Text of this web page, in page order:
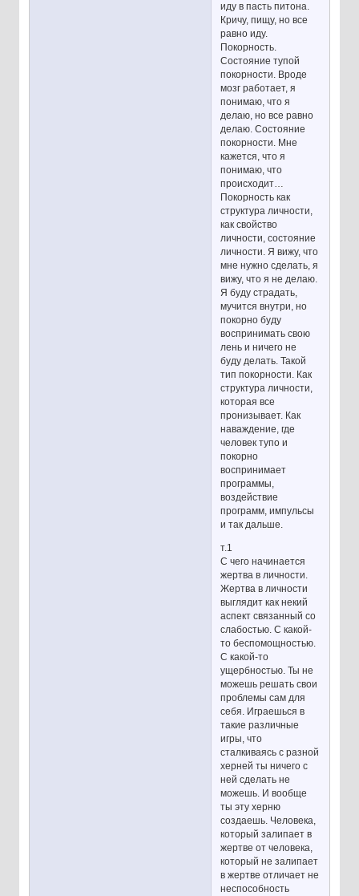
иду в пасть питона.
Кричу, пищу, но все
равно иду.
Покорность.
Состояние тупой
покорности. Вроде
мозг работает, я
понимаю, что я
делаю, но все равно
делаю. Состояние
покорности. Мне
кажется, что я
понимаю, что
происходит…
Покорность как
структура личности,
как свойство
личности, состояние
личности. Я вижу, что
мне нужно сделать, я
вижу, что я не делаю.
Я буду страдать,
мучится внутри, но
покорно буду
воспринимать свою
лень и ничего не
буду делать. Такой
тип покорности. Как
структура личности,
которая все
пронизывает. Как
наваждение, где
человек тупо и
покорно
воспринимает
программы,
воздействие
программ, импульсы
и так дальше.
т.1
С чего начинается
жертва в личности.
Жертва в личности
выглядит как некий
аспект связанный со
слабостью. С какой-
то беспомощностью.
С какой-то
ущербностью. Ты не
можешь решать свои
проблемы сам для
себя. Играешься в
такие различные
игры, что
сталкиваясь с разной
херней ты ничего с
ней сделать не
можешь. И вообще
ты эту херню
создаешь. Человека,
который залипает в
жертве от человека,
который не залипает
в жертве отличает не
неспособность